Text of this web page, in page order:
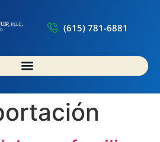
(615) 781-6881